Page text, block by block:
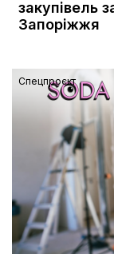
закупівель
Запоріжжя
Спецпроєкт